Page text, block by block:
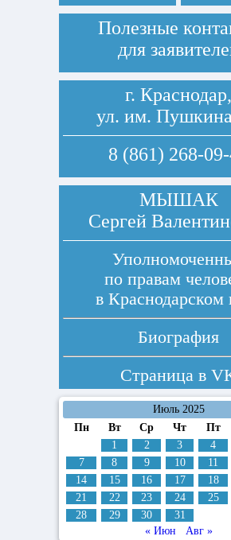
Полезные
для
г. Краснодар,
ул. им.
8 (861) 268-
МЫШАК
Сергей
по правам
в Краснодарском
Биография
Страница в
Июль 2025
Пн
Вт Ср Чт Пт
1
2 3 4
7
8 9 10 11
14
15 16 17 18
21
22 23 24 25
28
29 30
31
« Июн
Авг »